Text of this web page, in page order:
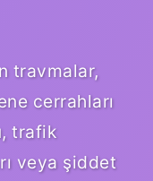
travmalar,
cerrahları
trafik
veya şiddet